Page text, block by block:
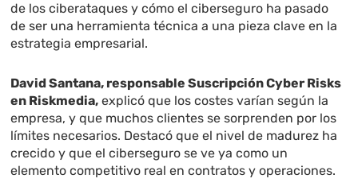
de los ciberataques y cómo el ciberseguro ha pasado
de ser una herramienta técnica a una pieza clave en la
estrategia empresarial.
David Santana, responsable Suscripción Cyber Risks
en Riskmedia, explicó que los costes varían según la
empresa, y que muchos clientes se sorprenden por los
límites necesarios. Destacó que el nivel de madurez ha
crecido y que el ciberseguro se ve ya como un
elemento competitivo real en contratos y operaciones.